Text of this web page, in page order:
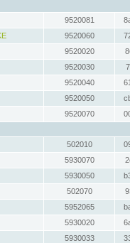
9520081
9520060
9520020
9520030
9520040
9520050
9520070
502010
5930070
5930050
502070
5952065
5930020
5930033